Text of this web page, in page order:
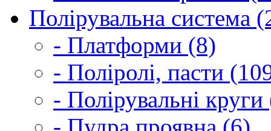
Полірувальна система
- Платформи (8)
- Поліролі, пасти
- Полірувальні